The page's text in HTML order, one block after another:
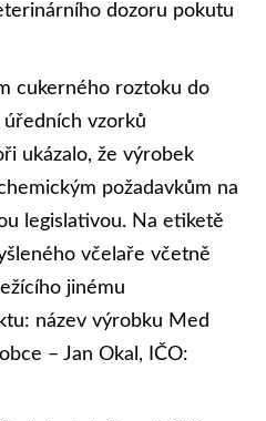
dozoru pokutu
cukerného roztoku do
vzorků
ukázalo, že výrobek
požadavkům na
legislativou. Na etiketě
včelaře včetně
jinému
název výrobku Med
– Jan Okal, IČO: